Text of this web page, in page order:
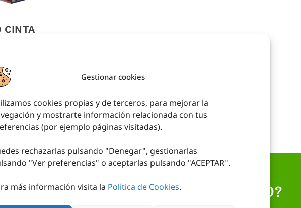
Gestionar cookies
cookies propias y de terceros, para mejorar la
y mostrarte información relacionada con tus
(por ejemplo páginas visitadas).
rechazarlas pulsando "Denegar", gestionarlas
"Ver preferencias" o aceptarlas pulsando "ACEPTAR".
más información visita la Política de Cookies.
CINTA
(
ASESORAMIENTO DEPORTIVO?